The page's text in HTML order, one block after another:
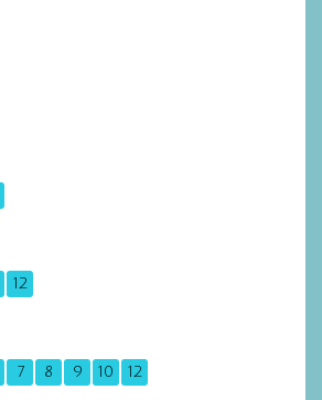
12
7 8 9 10 12